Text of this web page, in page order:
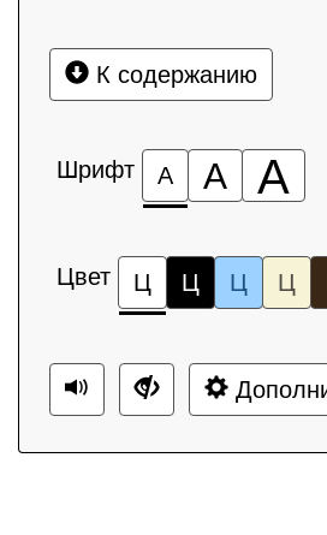
К содержанию
Шрифт А А А
Цвет Ц Ц Ц Ц